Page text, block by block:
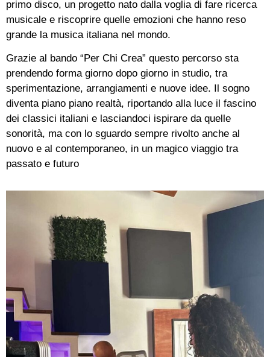
primo disco, un progetto nato dalla voglia di fare ricerca
musicale e riscoprire quelle emozioni che hanno reso
grande la musica italiana nel mondo.
Grazie al bando “Per Chi Crea” questo percorso sta
prendendo forma giorno dopo giorno in studio, tra
sperimentazione, arrangiamenti e nuove idee. Il sogno
diventa piano piano realtà, riportando alla luce il fascino
dei classici italiani e lasciandoci ispirare da quelle
sonorità, ma con lo sguardo sempre rivolto anche al
nuovo e al contemporaneo, in un magico viaggio tra
passato e futuro